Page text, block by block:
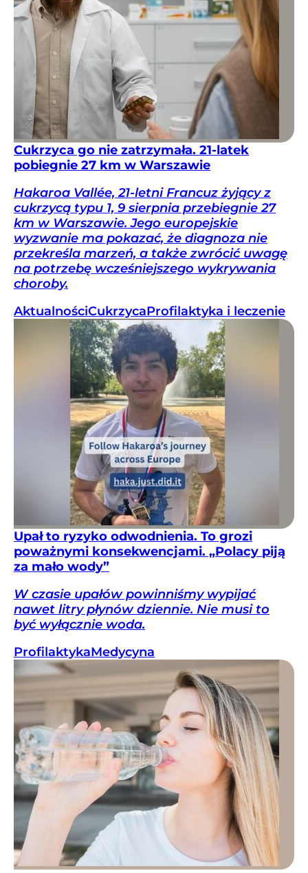
Cukrzyca go nie zatrzymała. 21-latek
pobiegnie 27 km w Warszawie
Hakaroa Vallée, 21-letni Francuz żyjący z
cukrzycą typu 1, 9 sierpnia przebiegnie 27
km w Warszawie. Jego europejskie
wyzwanie ma pokazać, że diagnoza nie
przekreśla marzeń, a także zwrócić uwagę
na potrzebę wcześniejszego wykrywania
choroby.
AktualnościCukrzycaProfilaktyka i leczenie
Upał to ryzyko odwodnienia. To grozi
poważnymi konsekwencjami. „Polacy piją
za mało wody”
W czasie upałów powinniśmy wypijać
nawet litry płynów dziennie. Nie musi to
być wyłącznie woda.
ProfilaktykaMedycyna